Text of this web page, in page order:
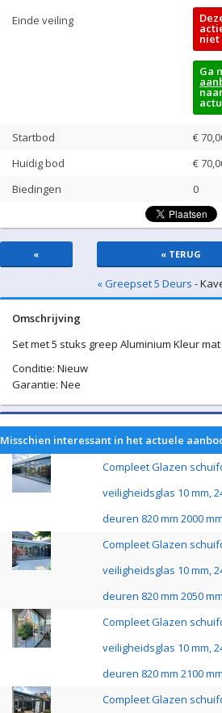
Einde veiling
niet
Ga
Startbod
€
Huidig bod
€
Biedingen
0
« « TERUG
« Greepset 5 Deurs -
Omschrijving
Set met 5 stuks greep Aluminium Kleur mat
Conditie: Nieuw
Garantie: Nee
Misschien interessant in het actuele
Compleet Glazen
veiligheidsglas 10 mm,
deuren 820 mm 2000
Compleet Glazen
veiligheidsglas 10 mm,
deuren 820 mm 2050
Compleet Glazen
veiligheidsglas 10 mm,
deuren 820 mm 2100
Compleet Glazen